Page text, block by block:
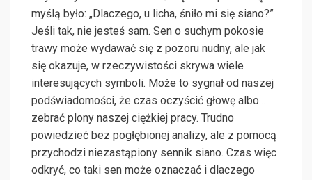
myślą było: „Dlaczego, u licha, śniło mi się siano?”
Jeśli tak, nie jesteś sam. Sen o suchym pokosie
trawy może wydawać się z pozoru nudny, ale jak
się okazuje, w rzeczywistości skrywa wiele
interesujących symboli. Może to sygnał od naszej
podświadomości, że czas oczyścić głowę albo…
zebrać plony naszej ciężkiej pracy. Trudno
powiedzieć bez pogłębionej analizy, ale z pomocą
przychodzi niezastąpiony sennik siano. Czas więc
odkryć, co taki sen może oznaczać i dlaczego